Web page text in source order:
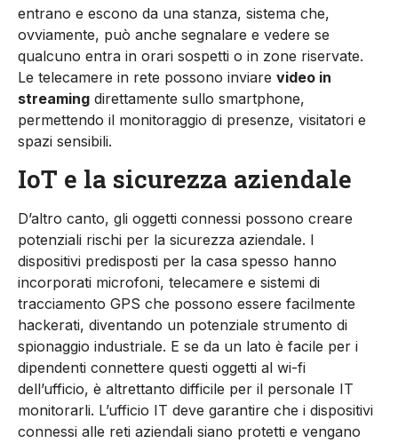
entrano e escono da una stanza, sistema che,
ovviamente, può anche segnalare e vedere se
qualcuno entra in orari sospetti o in zone riservate.
Le telecamere in rete possono inviare video in
streaming direttamente sullo smartphone,
permettendo il monitoraggio di presenze, visitatori e
spazi sensibili.
IoT e la sicurezza aziendale
D’altro canto, gli oggetti connessi possono creare
potenziali rischi per la sicurezza aziendale. I
dispositivi predisposti per la casa spesso hanno
incorporati microfoni, telecamere e sistemi di
tracciamento GPS che possono essere facilmente
hackerati, diventando un potenziale strumento di
spionaggio industriale. E se da un lato è facile per i
dipendenti connettere questi oggetti al wi-fi
dell’ufficio, è altrettanto difficile per il personale IT
monitorarli. L’ufficio IT deve garantire che i dispositivi
connessi alle reti aziendali siano protetti e vengano